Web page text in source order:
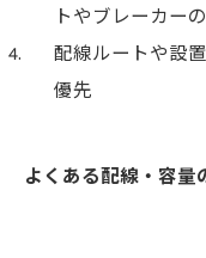
トやブレーカー
配線ルートや設
優先
よくある配線・容量